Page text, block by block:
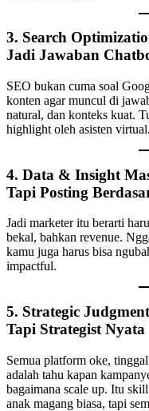
3. Search
Jadi Jawaban
SEO bukan cuma soal
konten agar muncul di
natural, dan konteks kuat.
highlight oleh asisten virtual.
4. Data & Insight
Tapi Posting
Jadi marketer itu berarti
bekal, bahkan revenue.
kamu juga harus bisa
impactful.
5. Strategic
Tapi Strategist Nyata
Semua platform oke,
adalah tahu kapan
bagaimana scale up. Itu
anak magang biasa, tapi